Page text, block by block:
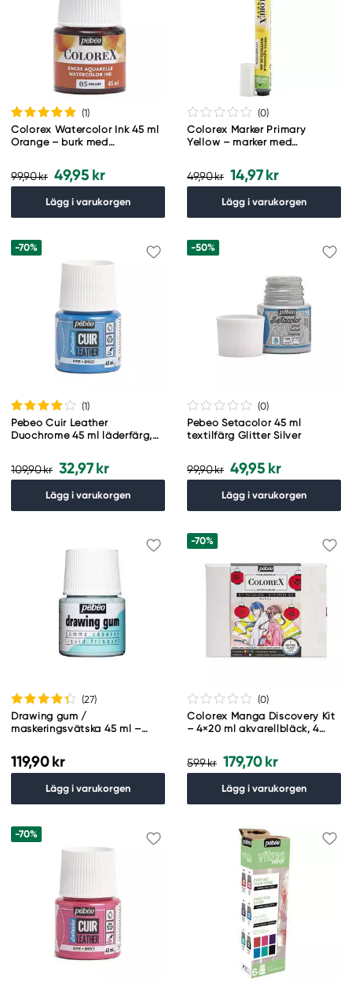
(1)
Colorex Watercolor Ink 45 ml
Orange – burk med
99,90 kr 49,95 kr
Lägg i varukorgen
(0)
Colorex Marker Primary
Yellow – marker med
penselspets
49,90 kr 14,97 kr
Lägg i varukorgen
-70%
(1)
Pebeo Cuir Leather
Duochrome 45 ml läderfärg,
109,90 kr 32,97 kr
Lägg i varukorgen
-50%
(0)
Pebeo Setacolor 45 ml
textilfärg Glitter Silver
99,90 kr 49,95 kr
Lägg i varukorgen
(27)
Drawing gum /
maskeringsvätska 45 ml –
119,90 kr
Lägg i varukorgen
-70%
(0)
Colorex Manga Discovery Kit
– 4×20 ml akvarellbläck, 4
599 kr 179,70 kr
Lägg i varukorgen
-70%